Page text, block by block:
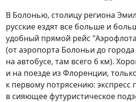
В Болонью, столицу региона
русские ездят все больше и
удобный прямой рейс
(от аэропорта Болоньи до города
на автобусе, там всего 6 км).
и на поезде из Флоренции,
к первому потрясению: экспресс
в сияющее футуристическое